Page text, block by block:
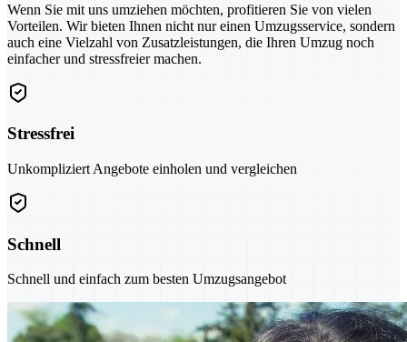
Wenn Sie mit uns umziehen möchten, profitieren Sie von vielen
Vorteilen. Wir bieten Ihnen nicht nur einen Umzugsservice, sondern
auch eine Vielzahl von Zusatzleistungen, die Ihren Umzug noch
einfacher und stressfreier machen.
Stressfrei
Unkompliziert Angebote einholen und vergleichen
Schnell
Schnell und einfach zum besten Umzugsangebot